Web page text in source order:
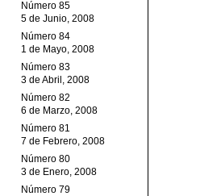
Número 85
5 de Junio, 2008
Número 84
1 de Mayo, 2008
Número 83
3 de Abril, 2008
Número 82
6 de Marzo, 2008
Número 81
7 de Febrero, 2008
Número 80
3 de Enero, 2008
Número 79